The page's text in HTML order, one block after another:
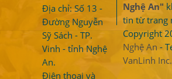
Địa chỉ: Số 13 -
Đường Nguyễn
Sỹ Sách - TP.
Vinh - tỉnh Nghệ
An.
Điện thoại và
Nghệ An"
tin từ trang
Copyright
Nghệ An -
VanLinh Inc.